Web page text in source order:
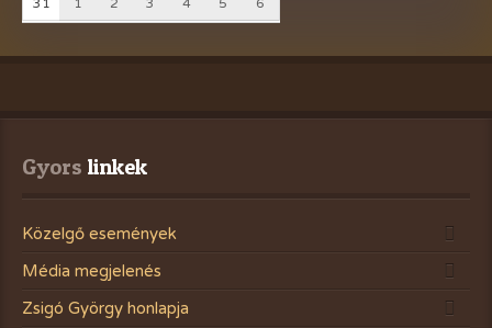
31 1 2 3 4 5 6
Gyors linkek
Közelgő események
Média megjelenés
Zsigó György honlapja